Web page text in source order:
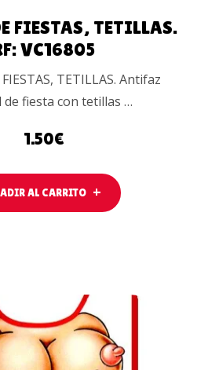
FIESTAS, TETILLAS.
VC16805
TETILLAS. Antifaz
de fiesta con tetillas …
1.50€
AL CARRITO